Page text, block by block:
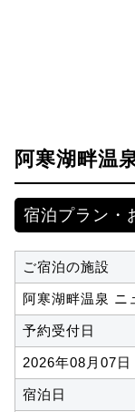
阿寒湖畔温
宿泊プラン・
ご宿泊の施設
阿寒湖畔温泉 ニ
予約受付日
2026年08月07日
宿泊日